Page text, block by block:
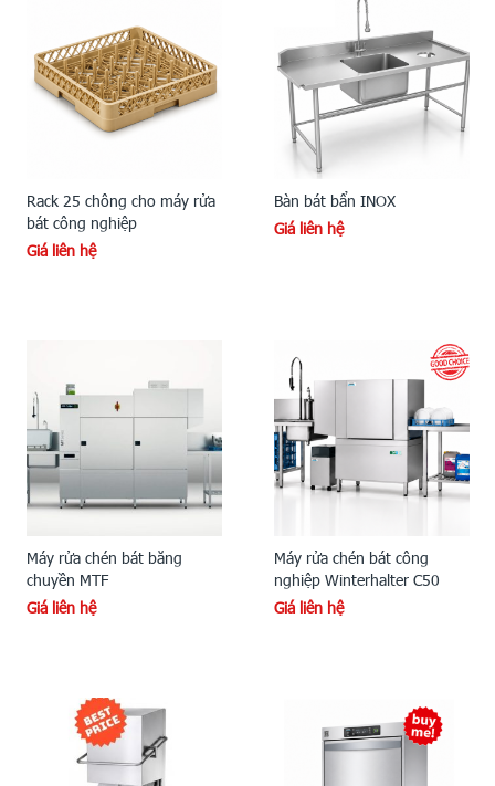
Rack 25 chông cho máy rửa
bát công nghiệp
Giá liên hệ
Bàn bát bẩn INOX
Giá liên hệ
Máy rửa chén bát băng
chuyền MTF
Giá liên hệ
Máy rửa chén bát công
nghiệp Winterhalter C50
Giá liên hệ